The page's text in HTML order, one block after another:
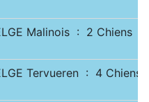
Malinois : 2 Chiens
Tervueren : 4 Chiens